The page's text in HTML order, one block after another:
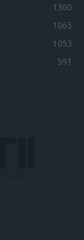
1300
1065
1053
591